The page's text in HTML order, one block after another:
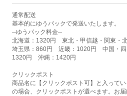
通常配送
基本的にゆうパックで発送いたします。
--ゆうパック料金--
北海道：1320円 東北・甲信越・関東・
埼玉県：860円 近畿：1020円 中国・
1320円 沖縄：1420円
クリックポスト
商品名に【クリックポスト可】と入って
の場合、クリックポストが選べます。お